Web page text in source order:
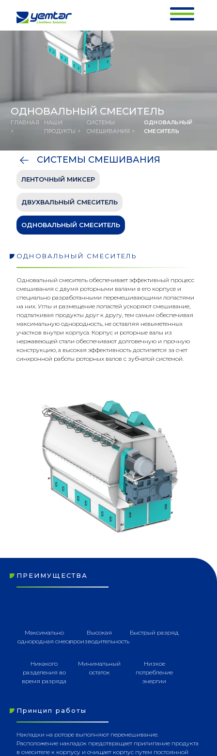
Сосьяль
Медья
ОДНОВАЛЬНЫЙ СМЕСИТЕЛЬ
ГЛАВНАЯ
>
НАШИ
ПРОДУКТЫ >
СИСТЕМЫ
СМЕШИВАНИЯ >
ОДНОВАЛЬНЫЙ
СМЕСИТЕЛЬ
ОДНОВАЛЬНЫЙ СМЕСИТЕЛЬ
>
ПРОДУКТЫ >
СМЕШИВАНИЯ >
СИСТЕМЫ СМЕШИВАНИЯ
ЛЕНТОЧНЫЙ МИКСЕР
ДВУХВАЛЬНЫЙ СМЕСИТЕЛЬ
ОДНОВАЛЬНЫЙ СМЕСИТЕЛЬ
ОДНОВАЛЬНЫЙ СМЕСИТЕЛЬ
Одновальный смеситель обеспечивает эффективный процесс
смешивания с двумя роторными валами в его корпусе и
специально разработанными перемешивающими лопастями
на них. Углы и размещение лопастей ускоряют смешивание,
подталкивая продукты друг к другу, тем самым обеспечивая
максимальную однородность, не оставляя невыметенных
участков внутри корпуса. Корпус и роторные валы из
нержавеющей стали обеспечивают долговечную и прочную
конструкцию, а высокая эффективность достигается за счет
синхронной работы роторных валов с зубчатой системой.
ПРЕИМУЩЕСТВА
Максимально
однородная смесь
Высокая
производительность
Быстрый разряд
Никакого
разделения во
время разряда
Минимальный
остаток
Низкое
потребление
энергии
Принцип работы
Накладки на роторе выполняют перемешивание.
Расположение накладок предотвращает прилипание продукта
в смесителе к корпусу и очищает корпус путем постоянной